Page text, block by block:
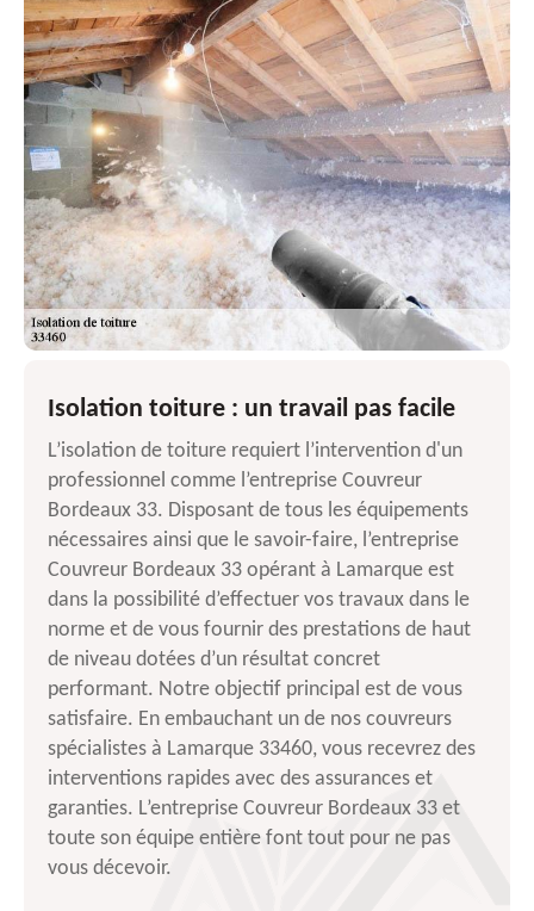
Isolation toiture : un travail pas facile
L’isolation de toiture requiert l’intervention d'un
professionnel comme l’entreprise Couvreur
Bordeaux 33. Disposant de tous les équipements
nécessaires ainsi que le savoir-faire, l’entreprise
Couvreur Bordeaux 33 opérant à Lamarque est
dans la possibilité d’effectuer vos travaux dans le
norme et de vous fournir des prestations de haut
de niveau dotées d’un résultat concret
performant. Notre objectif principal est de vous
satisfaire. En embauchant un de nos couvreurs
spécialistes à Lamarque 33460, vous recevrez des
interventions rapides avec des assurances et
garanties. L’entreprise Couvreur Bordeaux 33 et
toute son équipe entière font tout pour ne pas
vous décevoir.